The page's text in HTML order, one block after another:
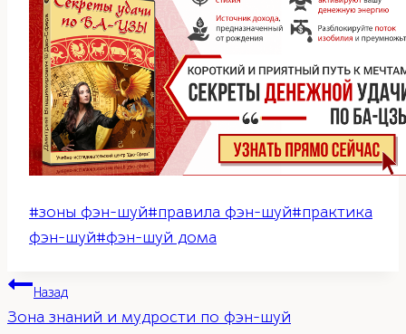
Метки
записи:
#зоны фэн-шуй#правила фэн-шуй#практика
фэн-шуй#фэн-шуй дома
Навигация
Назад
Зона знаний и мудрости по фэн-шуй